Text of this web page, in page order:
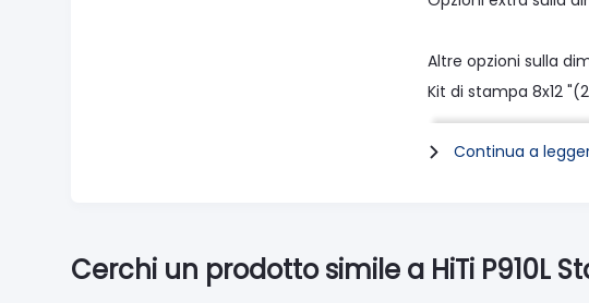
Altre opzioni sulla
Kit di stampa 8x12
8x4 "(203x102
Continua a
Cerchi un prodotto simile a HiTi P910L